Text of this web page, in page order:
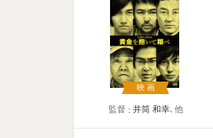
映画
監督 井筒 和幸､他